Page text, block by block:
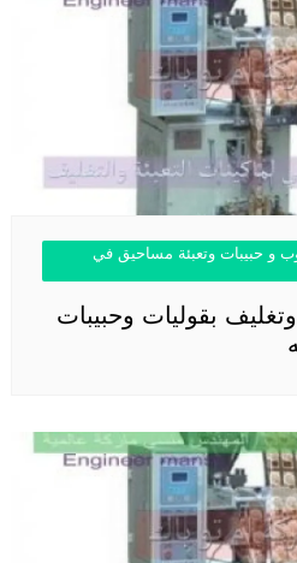
و حبيبات وتعبئة مساحيق في
وتغليف بقوليات وحبيبات